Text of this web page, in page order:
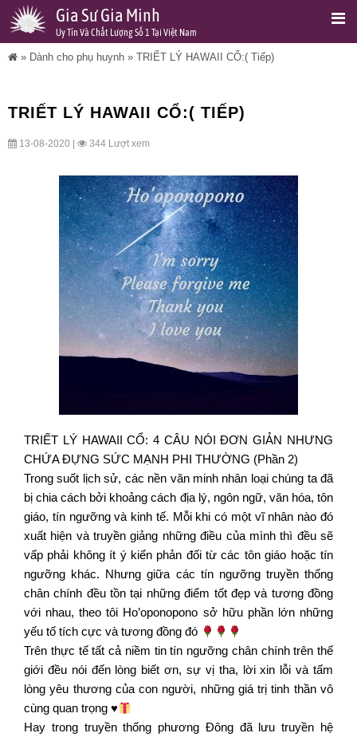
Gia Sư Gia Minh
Uy Tín Và Chất Lượng Số 1 Tại Việt Nam
» Dành cho phụ huynh » TRIẾT LÝ HAWAII CỔ:( Tiếp)
TRIẾT LÝ HAWAII CỔ:( TIẾP)
13-08-2020 | 344 Lượt xem
TRIẾT LÝ HAWAII CỔ: 4 CÂU NÓI ĐƠN GIẢN NHƯNG
CHỨA ĐỰNG SỨC MẠNH PHI THƯỜNG (Phần 2)
Trong suốt lịch sử, các nền văn minh nhân loại chúng ta đã
bị chia cách bởi khoảng cách địa lý, ngôn ngữ, văn hóa, tôn
giáo, tín ngưỡng và kinh tế. Mỗi khi có một vĩ nhân nào đó
xuất hiện và truyền giảng những điều của mình thì đều sẽ
vấp phải không ít ý kiến phản đối từ các tôn giáo hoặc tín
ngưỡng khác. Nhưng giữa các tín ngưỡng truyền thống
chân chính đều tồn tại những điểm tốt đẹp và tương đồng
với nhau, theo tôi Ho’oponopono sở hữu phần lớn những
yếu tố tích cực và tương đồng đó
Trên thực tế tất cả niềm tin tín ngưỡng chân chính trên thế
giới đều nói đến lòng biết ơn, sự vị tha, lời xin lỗi và tấm
lòng yêu thương của con người, những giá trị tinh thần vô
cùng quan trọng ♥️
Hay trong truyền thống phương Đông đã lưu truyền hệ